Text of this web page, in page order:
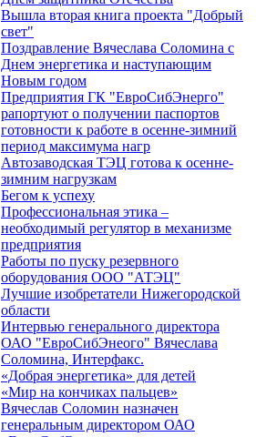
Вышла вторая книга проекта "Добрый
свет"
Поздравление Вячеслава Соломина с
Днем энергетика и наступающим
Новым годом
Предприятия ГК "ЕвроСибЭнерго"
рапортуют о получении паспортов
готовности к работе в осенне-зимний
период максимума нагр
Автозаводская ТЭЦ готова к осенне-
зимним нагрузкам
Бегом к успеху
Профессиональная этика –
необходимый регулятор в механизме
предприятия
Работы по пуску резервного
оборудования ООО "АТЭЦ"
Лучшие изобретатели Нижегородской
области
Интервью генерального директора
ОАО "ЕвроСибЭнеого" Вячеслава
Соломина, Интерфакс.
«Добрая энергетика» для детей
«Мир на кончиках пальцев»
Вячеслав Соломин назначен
генеральным директором ОАО